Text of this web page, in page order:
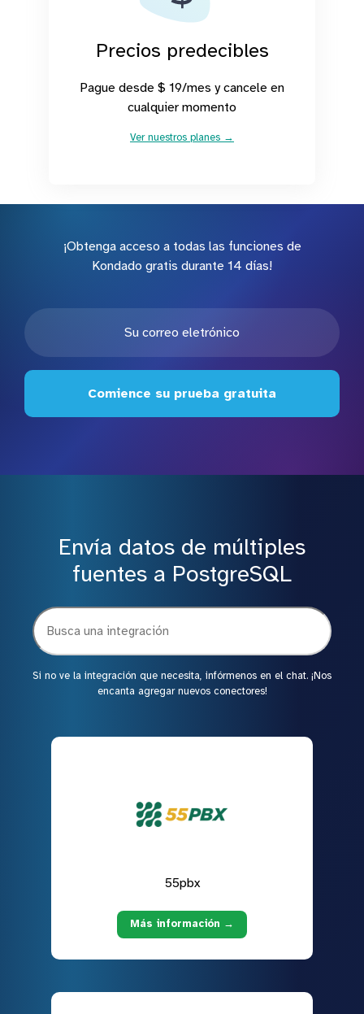
Precios predecibles
Pague desde $ 19/mes y cancele en
cualquier momento
Ver nuestros planes →
¡Obtenga acceso a todas las funciones de
Kondado gratis durante 14 días!
Comience su prueba gratuita
Envía datos de múltiples
fuentes a PostgreSQL
Si no ve la integración que necesita, infórmenos en el chat. ¡Nos
encanta agregar nuevos conectores!
55pbx
Más información →